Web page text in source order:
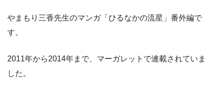
やまもり三香先生のマンガ「ひるなかの流星」番外編で
す。
2011年から2014年まで、マーガレットで連載されていま
した。